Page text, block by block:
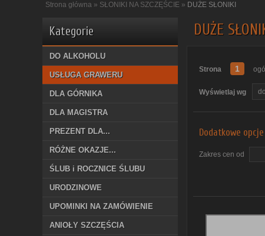
Strona główna » SŁONIKI NA SZCZĘŚCIE » DUŻE SŁONIKI
Kategorie
DO ALKOHOLU
USŁUGA GRAWERU
DLA GÓRNIKA
DLA MAGISTRA
PREZENT DLA...
RÓŻNE OKAZJE...
ŚLUB i ROCZNICE ŚLUBU
URODZINOWE
UPOMINKI NA ZAMÓWIENIE
ANIOŁY SZCZĘŚCIA
DUŻE
Strona 1
Wyświetlaj wg
Dodatkowe
Zakres cen od